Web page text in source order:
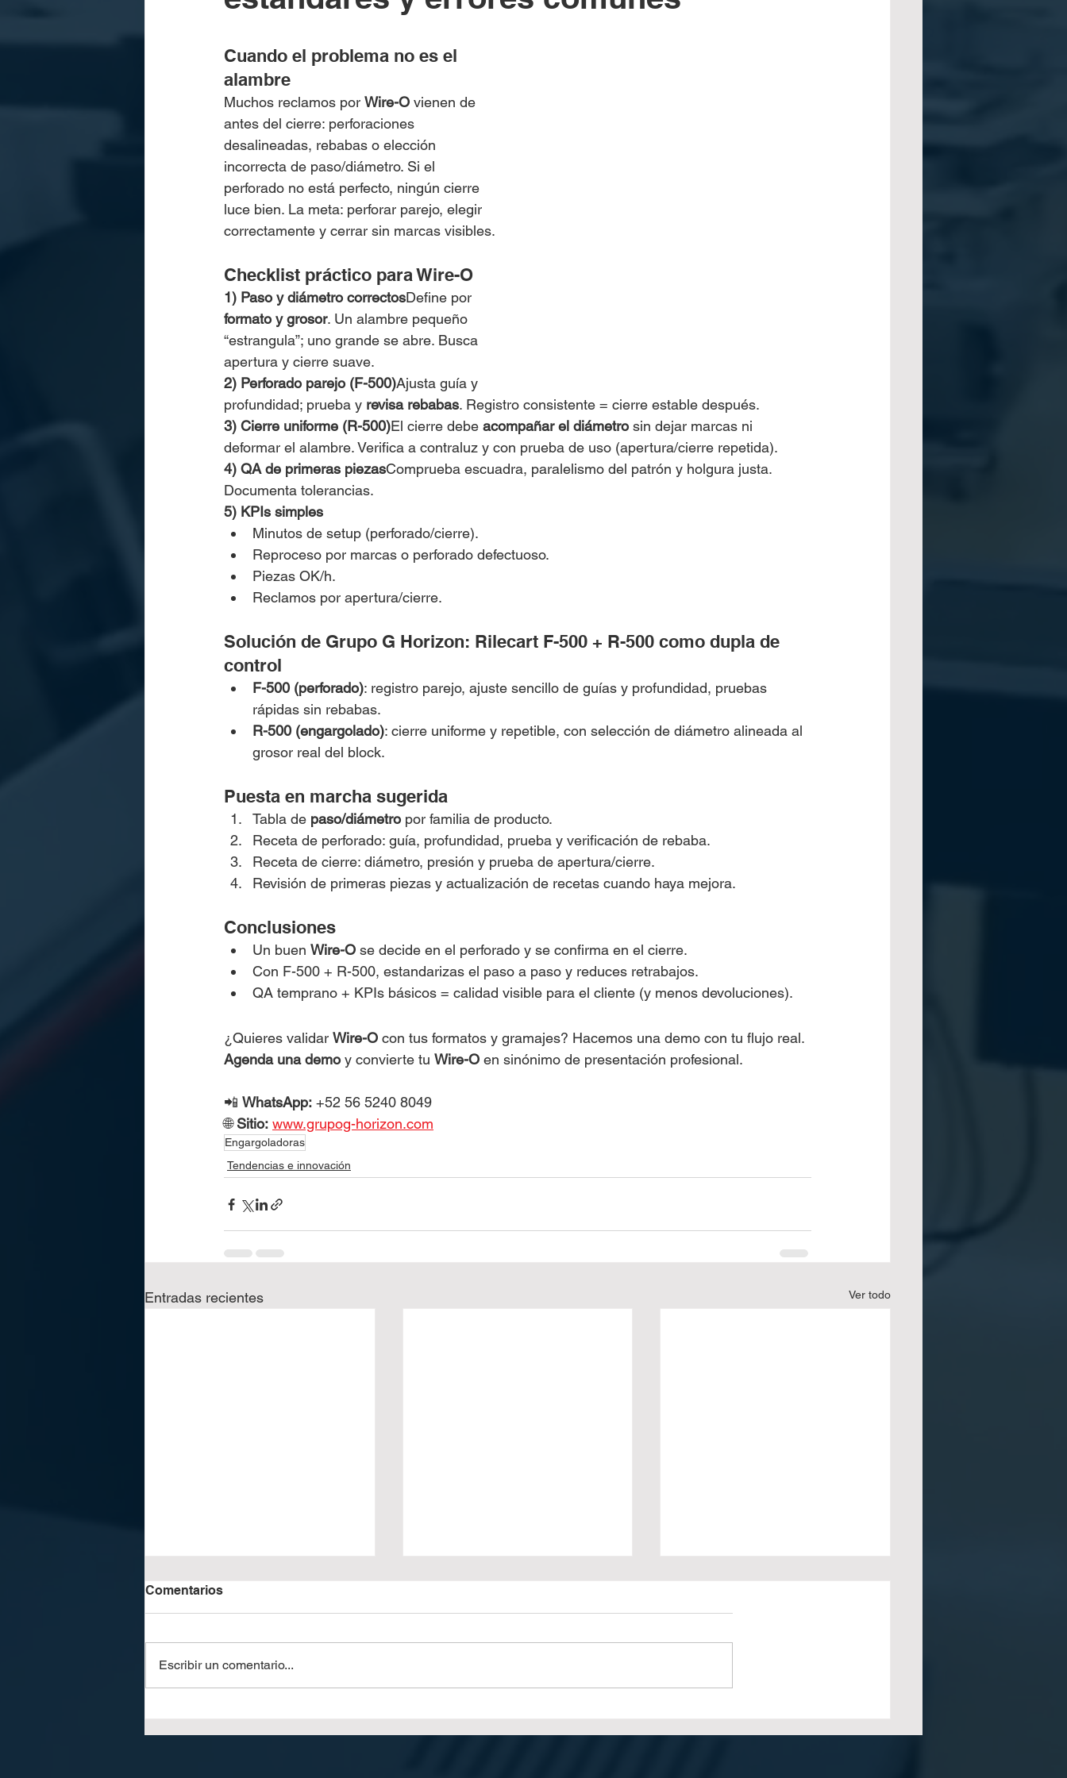
Cuando el problema no es el
alambre
Muchos reclamos por Wire-O vienen de
antes del cierre: perforaciones
desalineadas, rebabas o elección
incorrecta de paso/diámetro. Si el
perforado no está perfecto, ningún cierre
luce bien. La meta: perforar parejo, elegir
correctamente y cerrar sin marcas visibles.
Checklist práctico para Wire-O
1) Paso y diámetro correctosDefine por
formato y grosor. Un alambre pequeño
“estrangula”; uno grande se abre. Busca
apertura y cierre suave.
2) Perforado parejo (F-500)Ajusta guía y
profundidad; prueba y revisa rebabas. Registro consistente = cierre estable después.
3) Cierre uniforme (R-500)El cierre debe acompañar el diámetro sin dejar marcas ni
deformar el alambre. Verifica a contraluz y con prueba de uso (apertura/cierre repetida).
4) QA de primeras piezasComprueba escuadra, paralelismo del patrón y holgura justa.
Documenta tolerancias.
5) KPIs simples
Minutos de setup (perforado/cierre).
Reproceso por marcas o perforado defectuoso.
Piezas OK/h.
Reclamos por apertura/cierre.
Solución de Grupo G Horizon: Rilecart F-500 + R-500 como dupla de
control
F-500 (perforado): registro parejo, ajuste sencillo de guías y profundidad, pruebas
rápidas sin rebabas.
R-500 (engargolado): cierre uniforme y repetible, con selección de diámetro alineada al
grosor real del block.
Puesta en marcha sugerida
Tabla de paso/diámetro por familia de producto.
Receta de perforado: guía, profundidad, prueba y verificación de rebaba.
Receta de cierre: diámetro, presión y prueba de apertura/cierre.
Revisión de primeras piezas y actualización de recetas cuando haya mejora.
Conclusiones
Un buen Wire-O se decide en el perforado y se confirma en el cierre.
Con F-500 + R-500, estandarizas el paso a paso y reduces retrabajos.
QA temprano + KPIs básicos = calidad visible para el cliente (y menos devoluciones).
¿Quieres validar Wire-O con tus formatos y gramajes? Hacemos una demo con tu flujo real.
Agenda una demo y convierte tu Wire-O en sinónimo de presentación profesional.
📲 WhatsApp: +52 56 5240 8049
🌐 Sitio: www.grupog-horizon.com
Engargoladoras
Tendencias e innovación
Entradas recientes Ver todo
Comentarios
Escribir un comentario...